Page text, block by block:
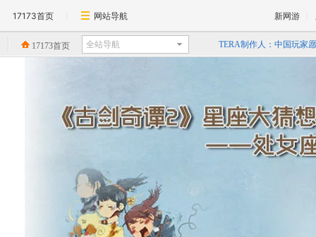
17173首页 网站导航 新网游
17173首页
TERA制作人：中国玩家
一看吓一跳：雷死人不偿
《暗黑3》格里德的领域